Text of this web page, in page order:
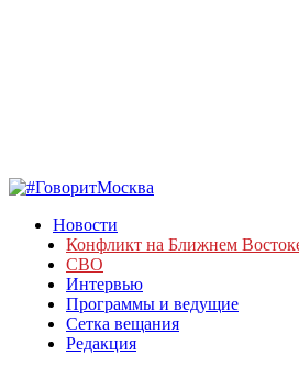
Новости
Конфликт на Ближнем
СВО
Интервью
Программы и ведущие
Сетка вещания
Редакция